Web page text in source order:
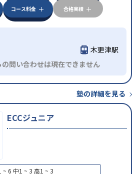
コース料金 合格実績
木更津駅
問い合わせは現在できません
塾の詳細を見る
ECCジュニア
~ 6 中1 ~ 3 高1 ~ 3